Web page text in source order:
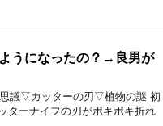
うになったの？→良男が
議▽カッターの刃▽植物の謎 初
ターナイフの刃がポキポキ折れ